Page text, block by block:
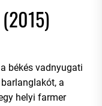
(2015)
békés vadnyugati
a
helyi farmer